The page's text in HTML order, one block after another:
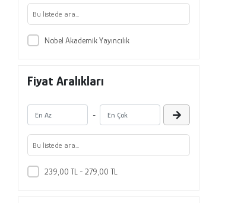
Nobel Akademik Yayıncılık
Fiyat Aralıkları
-
239,00 TL - 279,00 TL